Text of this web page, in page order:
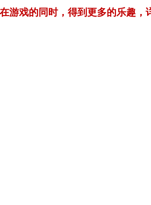
游戏的同时，得到更多的乐趣，